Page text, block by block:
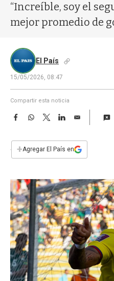
“Increíble, soy el
mejor promedio de
El País
15/05/2026, 08:47
Compartir esta noticia
F
e
b
k
W
s
p
T
w
t
L
n
E
i
l
+Agregar El País en